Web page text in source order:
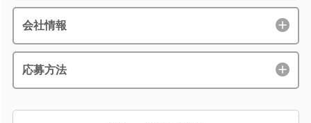
会社情報
応募方法